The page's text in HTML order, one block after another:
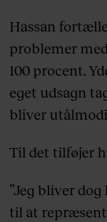
Hassan
problemer
100 procent.
eget udsagn
bliver
Til det tilføjer
”Jeg bliver
til at